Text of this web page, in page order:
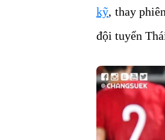
kỹ, thay
đội tuyển